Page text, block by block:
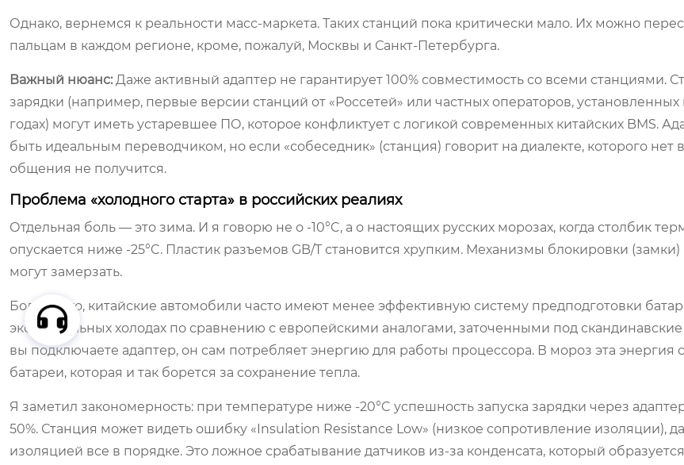
Однако, вернемся к реальности масс-маркета. Таких станций пока критически мало. Их можно
пальцам в каждом регионе, кроме, пожалуй, Москвы и Санкт-Петербурга.
Важный нюанс: Даже активный адаптер не гарантирует 100% совместимость со всеми станциями.
зарядки (например, первые версии станций от «Россетей» или частных операторов, установленных
годах) могут иметь устаревшее ПО, которое конфликтует с логикой современных китайских BMS.
быть идеальным переводчиком, но если «собеседник» (станция) говорит на диалекте, которого нет
общения не получится.
Проблема «холодного старта» в российских реалиях
Отдельная боль — это зима. И я говорю не о -10°C, а о настоящих русских морозах, когда столбик
опускается ниже -25°C. Пластик разъемов GB/T становится хрупким. Механизмы блокировки (замки)
могут замерзать.
Более того, китайские автомобили часто имеют менее эффективную систему предподготовки
экстремальных холодах по сравнению с европейскими аналогами, заточенными под скандинавские
вы подключаете адаптер, он сам потребляет энергию для работы процессора. В мороз эта энергия
батареи, которая и так борется за сохранение тепла.
Я заметил закономерность: при температуре ниже -20°C успешность запуска зарядки через
50%. Станция может видеть ошибку «Insulation Resistance Low» (низкое сопротивление изоляции),
изоляцией все в порядке. Это ложное срабатывание датчиков из-за конденсата, который